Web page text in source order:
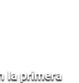
la primera